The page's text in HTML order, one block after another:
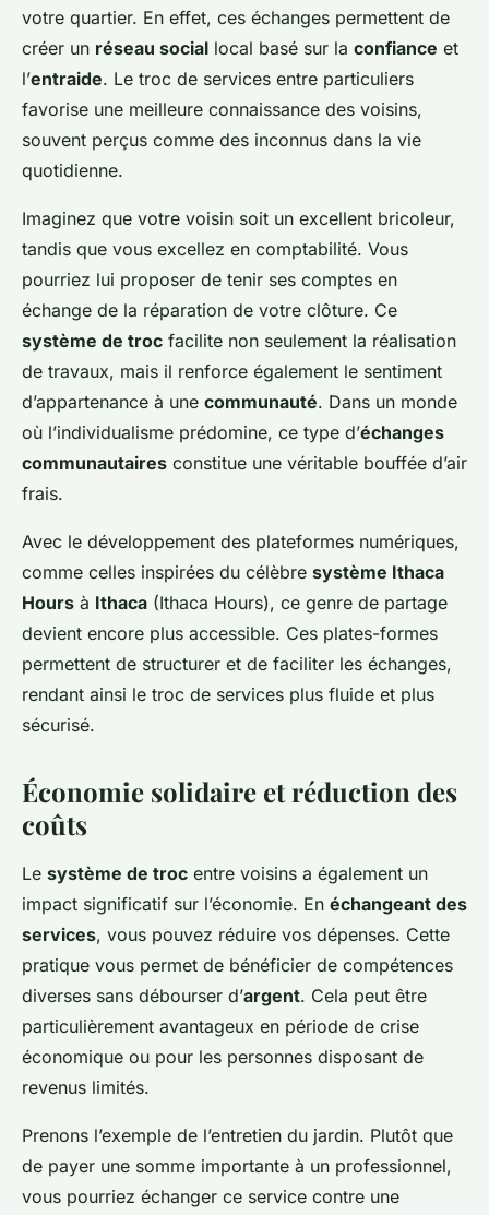
votre quartier. En effet, ces échanges permettent de
créer un réseau social local basé sur la confiance et
l’entraide. Le troc de services entre particuliers
favorise une meilleure connaissance des voisins,
souvent perçus comme des inconnus dans la vie
quotidienne.
Imaginez que votre voisin soit un excellent bricoleur,
tandis que vous excellez en comptabilité. Vous
pourriez lui proposer de tenir ses comptes en
échange de la réparation de votre clôture. Ce
système de troc facilite non seulement la réalisation
de travaux, mais il renforce également le sentiment
d’appartenance à une communauté. Dans un monde
où l’individualisme prédomine, ce type d’échanges
communautaires constitue une véritable bouffée d’air
frais.
Avec le développement des plateformes numériques,
comme celles inspirées du célèbre système Ithaca
Hours à Ithaca (Ithaca Hours), ce genre de partage
devient encore plus accessible. Ces plates-formes
permettent de structurer et de faciliter les échanges,
rendant ainsi le troc de services plus fluide et plus
sécurisé.
Économie solidaire et réduction des
coûts
Le système de troc entre voisins a également un
impact significatif sur l’économie. En échangeant des
services, vous pouvez réduire vos dépenses. Cette
pratique vous permet de bénéficier de compétences
diverses sans débourser d’argent. Cela peut être
particulièrement avantageux en période de crise
économique ou pour les personnes disposant de
revenus limités.
Prenons l’exemple de l’entretien du jardin. Plutôt que
de payer une somme importante à un professionnel,
vous pourriez échanger ce service contre une